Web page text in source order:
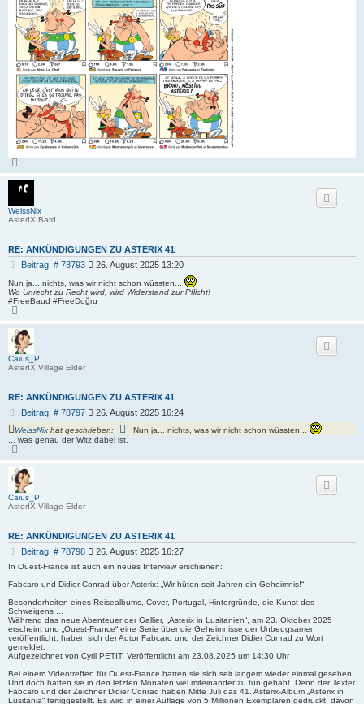
c
h
b
e
n
WeissNix
AsterIX Bard
RE: ANKÜNDIGUNGEN ZU ASTERIX 41
Beitrag: # 78793B
t
26. August 2025 13:20
Nun ja... nichts, was wir nicht schon wüssten...
Wo Unrecht zu Recht wird, wird Widerstand zur Pflicht!
#FreeBaud #FreeDoğru
c
h
o
b
e
n
Caius_P
AsterIX Village Elder
RE: ANKÜNDIGUNGEN ZU ASTERIX 41
Beitrag: # 78797B
i
t
26. August 2025 16:24
WeissNix hat geschrieben:
Nun ja... nichts, was wir nicht schon wüssten...
... was genau der Witz dabei ist.
h
o
b
e
n
Caius_P
AsterIX Village Elder
RE: ANKÜNDIGUNGEN ZU ASTERIX 41
Beitrag: # 78798B
t
a
g
26. August 2025 16:27
In Ouest-France ist auch ein neues Interview erschienen:
Fabcaro und Didier Conrad über Asterix: „Wir hüten seit Jahren ein Geheimnis!“
Besonderheiten eines Reisealbums, Cover, Portugal, Hintergründe, die Kunst des
Schweigens ...
Während das neue Abenteuer der Gallier, „Asterix in Lusitanien“, am 23. Oktober 2025
erscheint und „Ouest-France“ eine Serie über die Geheimnisse der Unbeugsamen
veröffentlicht, haben sich der Autor Fabcaro und der Zeichner Didier Conrad zu Wort
gemeldet.
Aufgezeichnet von Cyril PETIT. Veröffentlicht am 23.08.2025 um 14:30 Uhr
Bei einem Videotreffen für Ouest-France hatten sie sich seit langem wieder einmal gesehen.
Und doch hatten sie in den letzten Monaten viel miteinander zu tun gehabt. Denn der Texter
Fabcaro und der Zeichner Didier Conrad haben Mitte Juli das 41. Asterix-Album „Asterix in
Lusitania“ fertiggestellt. Es wird in einer Auflage von 5 Millionen Exemplaren gedruckt, davon